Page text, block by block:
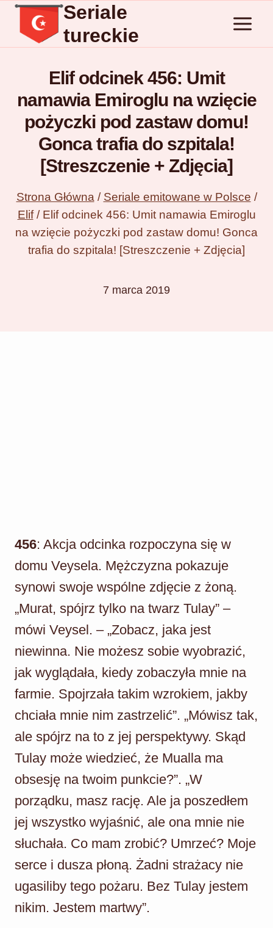
Przejdź
treści
Seriale
tureckie
Elif odcinek 456: Umit
namawia Emiroglu na wzięcie
pożyczki pod zastaw domu!
Gonca trafia do szpitala!
[Streszczenie + Zdjęcia]
Strona Główna / Seriale emitowane w Polsce /
Elif / Elif odcinek 456: Umit namawia Emiroglu
na wzięcie pożyczki pod zastaw domu! Gonca
trafia do szpitala! [Streszczenie + Zdjęcia]
7 marca 2019
456: Akcja odcinka rozpoczyna się w
domu Veysela. Mężczyzna pokazuje
synowi swoje wspólne zdjęcie z żoną.
„Murat, spójrz tylko na twarz Tulay” –
mówi Veysel. – „Zobacz, jaka jest
niewinna. Nie możesz sobie wyobrazić,
jak wyglądała, kiedy zobaczyła mnie na
farmie. Spojrzała takim wzrokiem, jakby
chciała mnie nim zastrzelić”. „Mówisz tak,
ale spójrz na to z jej perspektywy. Skąd
Tulay może wiedzieć, że Mualla ma
obsesję na twoim punkcie?”. „W
porządku, masz rację. Ale ja poszedłem
jej wszystko wyjaśnić, ale ona mnie nie
słuchała. Co mam zrobić? Umrzeć? Moje
serce i dusza płoną. Żadni strażacy nie
ugasiliby tego pożaru. Bez Tulay jestem
nikim. Jestem martwy”.